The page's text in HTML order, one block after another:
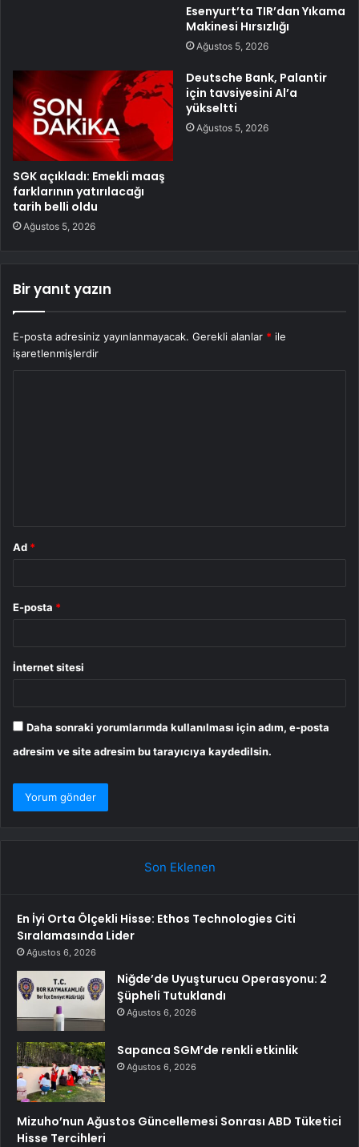
Esenyurt’ta TIR’dan Yıkama
Makinesi Hırsızlığı
Ağustos 5, 2026
SGK açıkladı: Emekli maaş
farklarının yatırılacağı
tarih belli oldu
Ağustos 5, 2026
Deutsche Bank, Palantir
için tavsiyesini Al’a
yükseltti
Ağustos 5, 2026
Bir yanıt yazın
E-posta adresiniz yayınlanmayacak. Gerekli alanlar * ile
işaretlenmişlerdir
Ad *
E-posta *
İnternet sitesi
Daha sonraki yorumlarımda kullanılması için adım, e-posta
adresim ve site adresim bu tarayıcıya kaydedilsin.
Son Eklenen
En İyi Orta Ölçekli Hisse: Ethos Technologies Citi
Sıralamasında Lider
Ağustos 6, 2026
Niğde’de Uyuşturucu Operasyonu: 2
Şüpheli Tutuklandı
Ağustos 6, 2026
Sapanca SGM’de renkli etkinlik
Ağustos 6, 2026
Mizuho’nun Ağustos Güncellemesi Sonrası ABD Tüketici
Hisse Tercihleri